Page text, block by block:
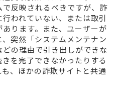
反映されるべきですが、詐
われていない、または取引
ります。また、ユーザーが
突然「システムメンテナン
の理由で引き出しができな
を完了できなかったりする
、ほかの詐欺サイトと共通